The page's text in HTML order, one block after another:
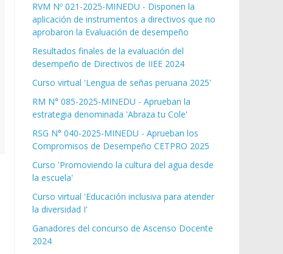
RVM Nº 021-2025-MINEDU - Disponen la
aplicación de instrumentos a directivos que no
aprobaron la Evaluación de desempeño
Resultados finales de la evaluación del
desempeño de Directivos de IIEE 2024
Curso virtual 'Lengua de señas peruana 2025'
RM N° 085-2025-MINEDU - Aprueban la
estrategia denominada 'Abraza tu Cole'
RSG N° 040-2025-MINEDU - Aprueban los
Compromisos de Desempeño CETPRO 2025
Curso 'Promoviendo la cultura del agua desde
la escuela'
Curso virtual 'Educación inclusiva para atender
la diversidad I'
Ganadores del concurso de Ascenso Docente
2024